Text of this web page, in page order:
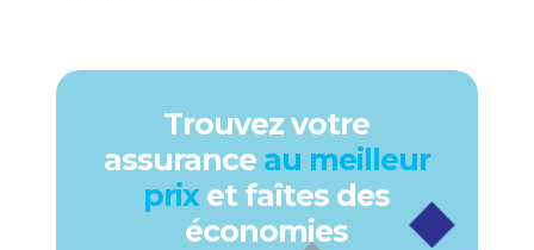
Trouvez votre
assurance au meilleur
prix et faîtes des
économies